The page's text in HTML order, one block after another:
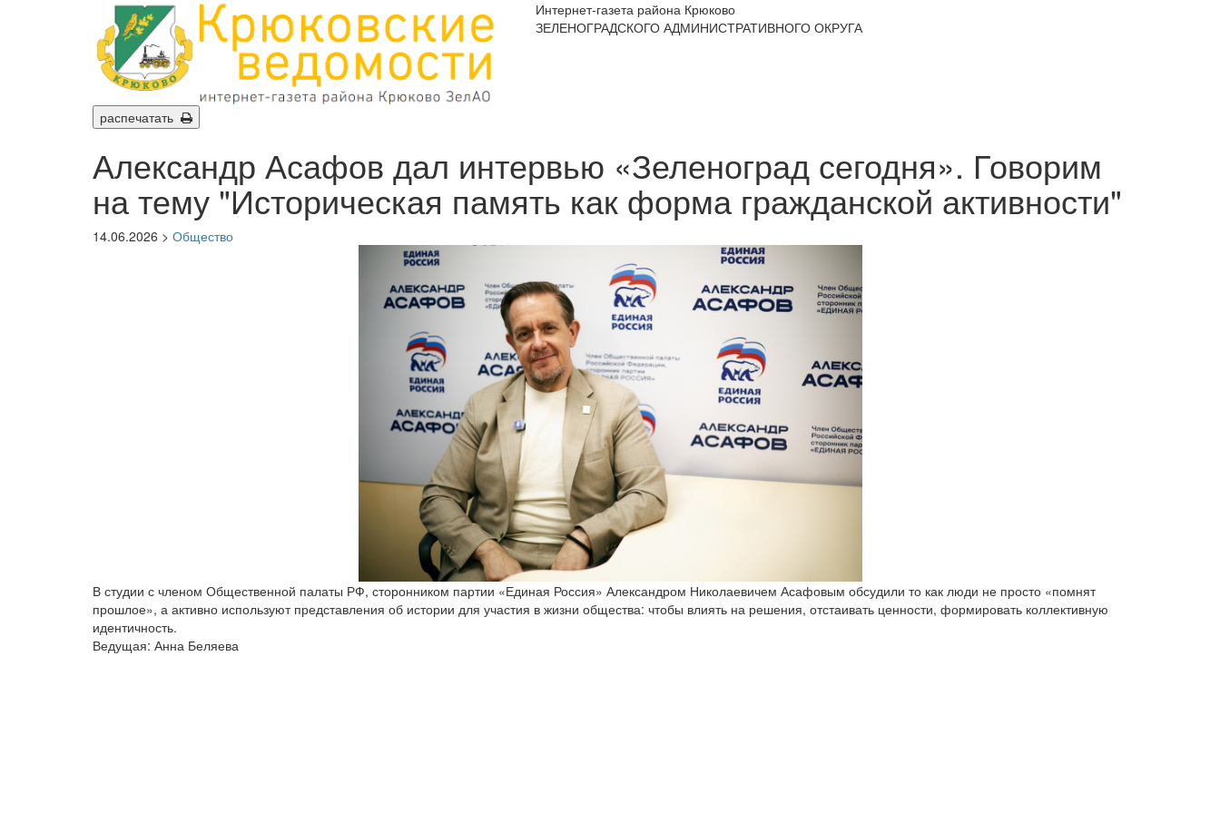
Интернет-газета района Крюково
ЗЕЛЕНОГРАДСКОГО АДМИНИСТРАТИВНОГО ОКРУГА
распечатать
Александр Асафов дал интервью «Зеленоград сегодня». Говорим
на тему "Историческая память как форма гражданской активности"
14.06.2026 > Общество
В студии с членом Общественной палаты РФ, сторонником партии «Единая Россия» Александром Николаевичем Асафовым обсудили то как люди не просто «помнят
прошлое», а активно используют представления об истории для участия в жизни общества: чтобы влиять на решения, отстаивать ценности, формировать коллективную
идентичность.
Ведущая: Анна Беляева